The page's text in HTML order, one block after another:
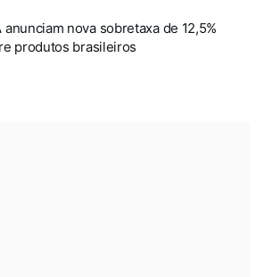
anunciam nova sobretaxa de 12,5%
produtos brasileiros